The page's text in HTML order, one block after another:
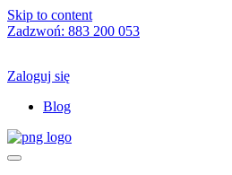
Skip to content
Zadzwoń: 883 200 053
Zaloguj się
Blog